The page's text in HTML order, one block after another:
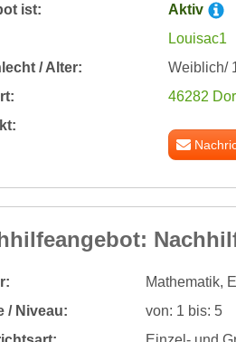
ist:
Aktiv
Louisac1
/ Alter:
Weiblich/
46282
Mathematik,
/ Niveau:
von: 1 bis: 5